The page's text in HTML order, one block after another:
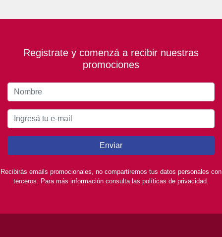
Registrate y comenzá a recibir nuestras
promociones
Enviar
Recibirás emails promocionales, no compartiremos tus datos personales con
terceros. Para más información consulta las políticas de privacidad.